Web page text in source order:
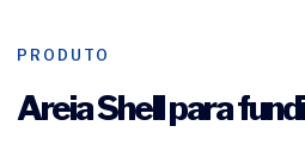
PRODUTO
Areia Shell para